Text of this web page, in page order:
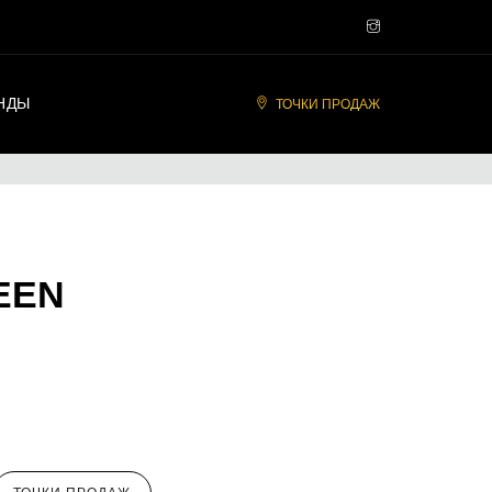
ТОЧКИ ПРОДАЖ